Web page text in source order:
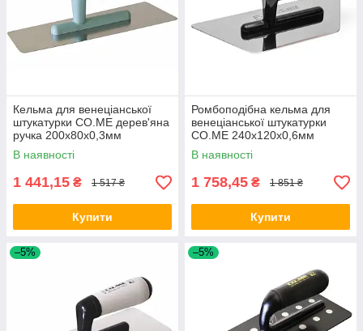
Кельма для венеціанської
штукатурки CO.ME дерев'яна
ручка 200x80x0,3мм
В наявності
1 441,15 ₴ 1 517 ₴
Купити
Ромбоподібна кельма для
венеціанської штукатурки
CO.ME 240x120x0,6мм
В наявності
1 758,45 ₴ 1 851 ₴
Купити
–5% –5%